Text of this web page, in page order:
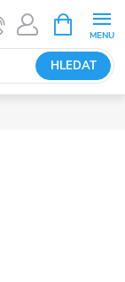
HLEDAT
NÁKUPNÍ
KOŠÍK